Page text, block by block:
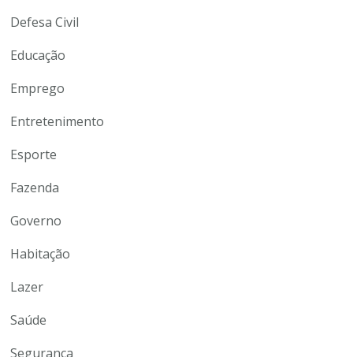
Defesa Civil
Educação
Emprego
Entretenimento
Esporte
Fazenda
Governo
Habitação
Lazer
Saúde
Segurança